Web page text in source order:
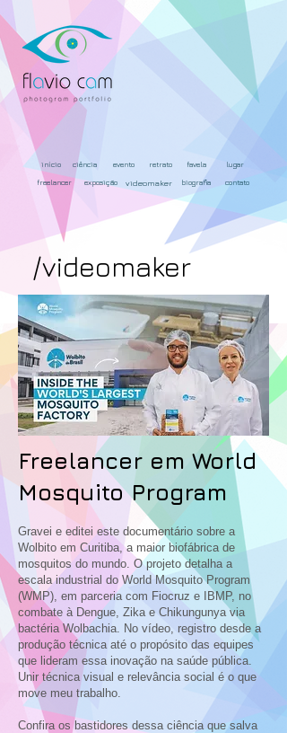
início ciência evento
retrato
freelancer
exposição videomaker
favela
biografia
lugar
contato
/videomaker
Freelancer em World
Mosquito Program
Gravei e editei este documentário sobre a
Wolbito em Curitiba, a maior biofábrica de
mosquitos do mundo. O projeto detalha a
escala industrial do World Mosquito Program
(WMP), em parceria com Fiocruz e IBMP, no
combate à Dengue, Zika e Chikungunya via
bactéria Wolbachia. No vídeo, registro desde a
produção técnica até o propósito das equipes
que lideram essa inovação na saúde pública.
Unir técnica visual e relevância social é o que
move meu trabalho.
Confira os bastidores dessa ciência que salva